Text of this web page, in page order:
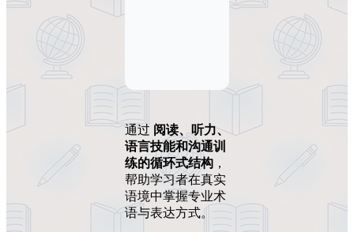
通过 阅读、听力、
语言技能和沟通训
练的循环式结构 ，
帮助学习者在真实
语境中掌握专业术
语与表达方式。